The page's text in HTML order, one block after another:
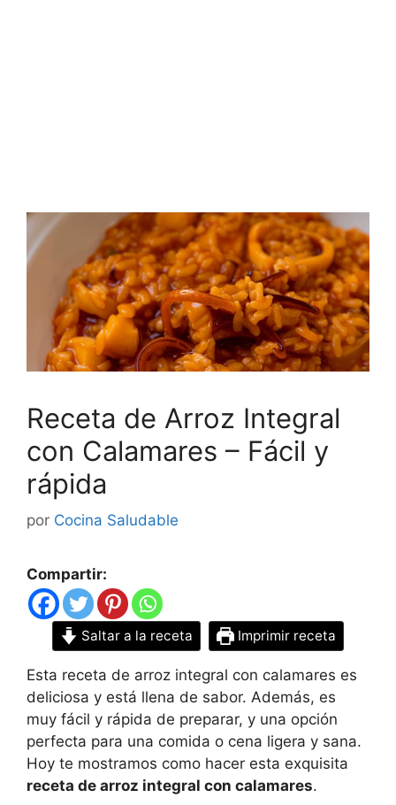
Receta de Arroz Integral
con Calamares – Fácil y
rápida
por Cocina Saludable
Compartir:
Saltar a la receta Imprimir receta
Esta receta de arroz integral con calamares es
deliciosa y está llena de sabor. Además, es
muy fácil y rápida de preparar, y una opción
perfecta para una comida o cena ligera y sana.
Hoy te mostramos como hacer esta exquisita
receta de arroz integral con calamares.